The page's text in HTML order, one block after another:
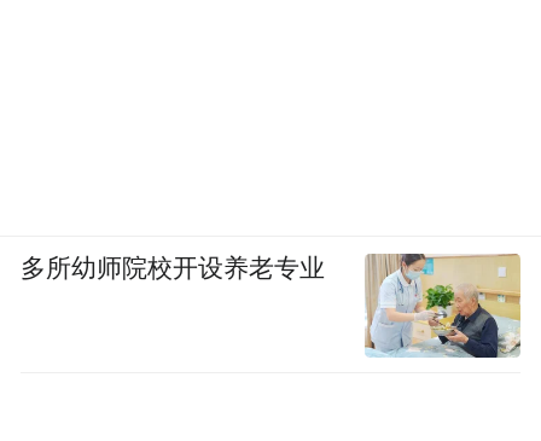
多所幼师院校开设养老专业